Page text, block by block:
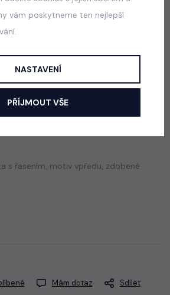
kamínky s broží PINK
Jak vybrat správnou velikost?
s řasením, motiv vpředu, zdobené
Mám dotaz Sdílet
vám poskytneme ten nejlepší
NASTAVENÍ
PŘÍJMOUT VŠE